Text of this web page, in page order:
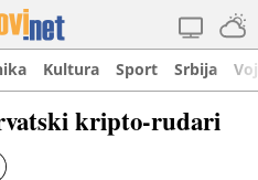
Kultura Sport Srbija
kripto-rudari